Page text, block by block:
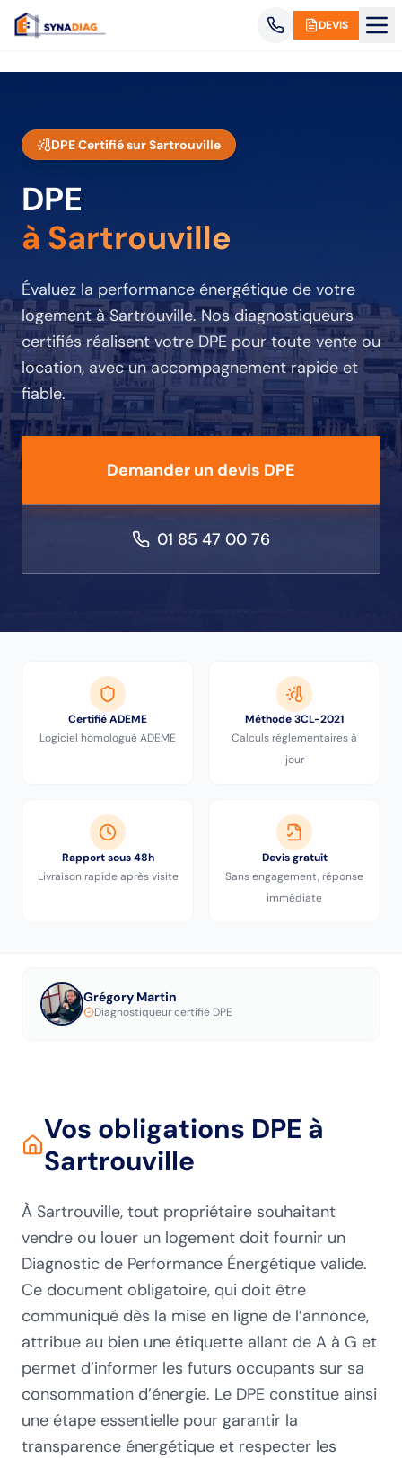
DEVIS
DPE Certifié surSartrouville
DPE
à Sartrouville
Évaluez la performance énergétique de votre
logementà Sartrouville. Nos diagnostiqueurs
certifiés réalisent votre DPE pour toute vente ou
location, avec un accompagnement rapide et
fiable.
Demander un devis DPE
01 85 47 00 76
Certifié ADEME
Logiciel homologué ADEME
Méthode 3CL-2021
Calculs réglementaires à
jour
Rapport sous 48h
Livraison rapide après visite
Devis gratuit
Sans engagement, réponse
immédiate
Grégory Martin
Diagnostiqueur certifié DPE
Vos obligations DPE à
Sartrouville
À Sartrouville, tout propriétaire souhaitant
vendre ou louer un logement doit fournir un
Diagnostic de Performance Énergétique valide.
Ce document obligatoire, qui doit être
communiqué dès la mise en ligne de l’annonce,
attribue au bien une étiquette allant de A à G et
permet d’informer les futurs occupants sur sa
consommation d’énergie. Le DPE constitue ainsi
une étape essentielle pour garantir la
transparence énergétique et respecter les
Panneau de gestion des cookies